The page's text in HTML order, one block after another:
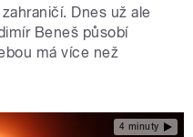
Dnes už ale
Beneš působí
má více než
4 minuty